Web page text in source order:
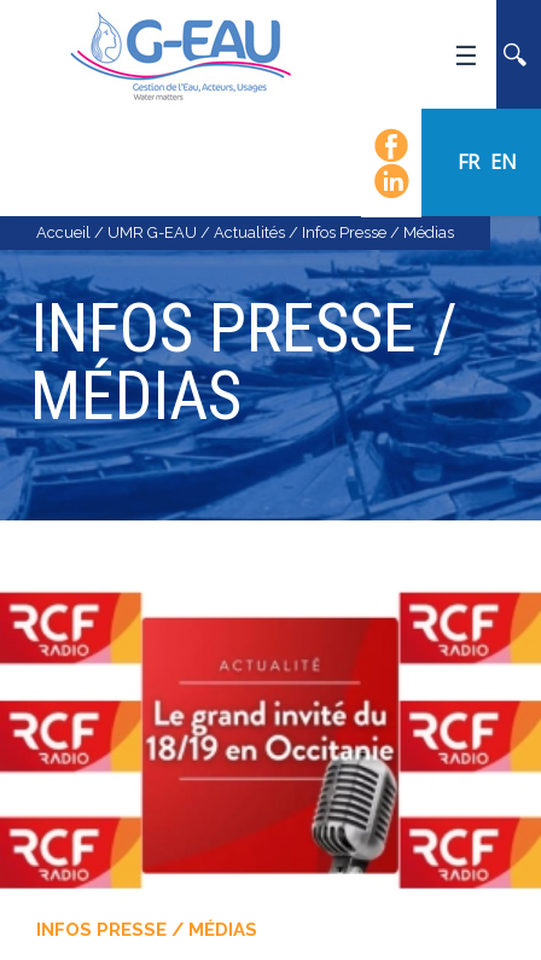
FR EN
ACTUALITÉS
AGENDA
CALENDRIER DES ÉVÈNEMENTS
ORGANIGRAMME
LISTE DU PERSONNEL
LES DOMAINES SCIENTIFIQUES
LES ÉQUIPES
IMPLANTATIONS GÉOGRAPHIQUES
PROJETS EN COURS
PROJETS TERMINÉS
NOS RÉSEAUX SCIENTIFIQUES ET TECHNIQUES
SÉMINAIRES RÉGULIERS
MASTER
INGÉNIEUR
FORMATION CONTINUE
Accueil / UMR G-EAU / Actualités / Infos Presse / Médias
INFOS PRESSE /
MÉDIAS
INFOS PRESSE / MÉDIAS